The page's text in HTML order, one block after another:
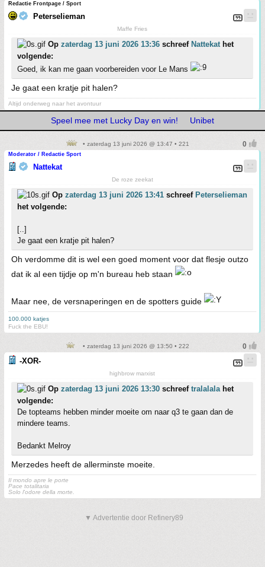
Redactie Frontpage / Sport
Peterselieman
Maffe Fries
Op zaterdag 13 juni 2026 13:36 schreef Nattekathet
volgende:
Goed, ik kan me gaan voorbereiden voor Le Mans
Je gaat een kratje pit halen?
Altijd onderweg naar het avontuur
Speel mee met Lucky Day en win! Unibet
• zaterdag 13 juni 2026 @ 13:47 • 221
Moderator / Redactie Sport
Nattekat
De roze zeekat
Op zaterdag 13 juni 2026 13:41 schreef Peterselieman
het volgende:
[..]
Je gaat een kratje pit halen?
Oh verdomme dit is wel een goed moment voor dat flesje outzo
dat ik al een tijdje op m'n bureau heb staan
Maar nee, de versnaperingen en de spotters guide
100.000 katjes
Fuck the EBU!
• zaterdag 13 juni 2026 @ 13:50 • 222
-XOR-
highbrow marxist
Op zaterdag 13 juni 2026 13:30 schreef tralalalahet
volgende:
De topteams hebben minder moeite om naar q3 te gaan dan de
mindere teams.
Bedankt Melroy
Merzedes heeft de allerminste moeite.
Il mondo apre le porte
Pace totalitaria
Solo l'odore della morte.
▼ Advertentie door Refinery89